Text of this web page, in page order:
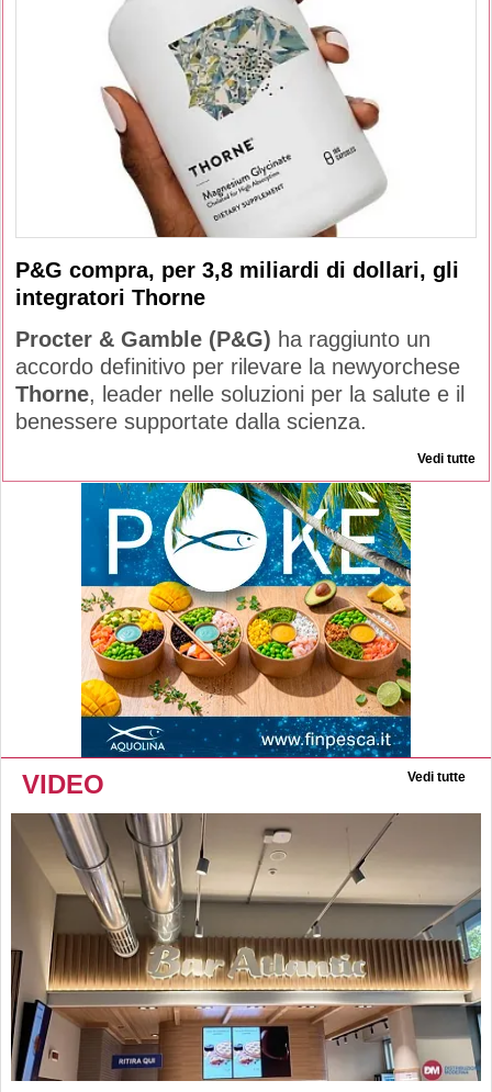
P&G compra, per 3,8 miliardi di dollari, gli
integratori Thorne
Procter & Gamble (P&G) ha raggiunto un
accordo definitivo per rilevare la newyorchese
Thorne, leader nelle soluzioni per la salute e il
benessere supportate dalla scienza.
Vedi tutte
VIDEO Vedi tutte